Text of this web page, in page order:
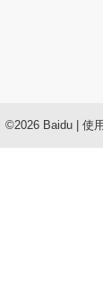
©2026 Baidu| 使